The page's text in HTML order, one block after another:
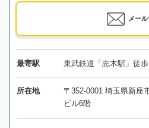
メー
最寄駅 東武鉄道「志木駅」徒
所在地
〒352-0001 埼玉県新
ビル6階